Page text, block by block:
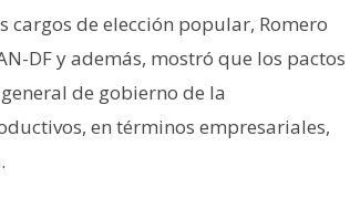
cargos de elección popular, Romero
DF y además, mostró que los pactos
de gobierno de la
en términos empresariales,